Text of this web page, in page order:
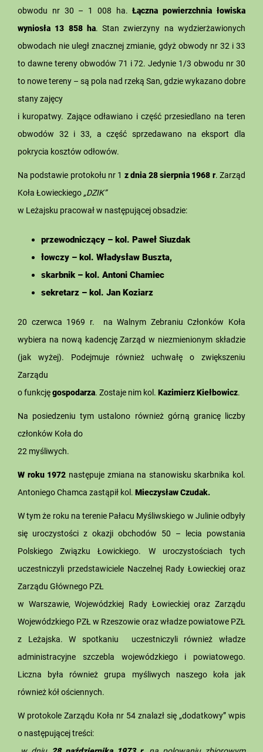
obwodu nr 30 – 1 008 ha.Łączna powierzchnia łowiska
wyniosła 13 858 ha. Stan zwierzyny na wydzierżawionych
obwodach nie uległ znacznej zmianie, gdyż obwody nr 32 i 33
to dawne tereny obwodów 71 i 72. Jedynie 1/3 obwodu nr 30
to nowe tereny – są pola nad rzeką San, gdzie wykazano dobre
stany zajęcy
i kuropatwy. Zające odławiano i część przesiedlano na teren
obwodów 32 i 33, a część sprzedawano na eksport dla
pokrycia kosztów odłowów.
Na podstawie protokołu nr 1 z dnia 28 sierpnia 1968 r. Zarząd
Koła Łowieckiego „DZIK”
w Leżajsku pracował w następującej obsadzie:
przewodniczący – kol. Paweł Siuzdak
łowczy – kol. Władysław Buszta,
skarbnik – kol. Antoni Chamiec
sekretarz – kol. Jan Koziarz
20 czerwca 1969 r. na Walnym Zebraniu Członków Koła
wybiera na nową kadencję Zarząd w niezmienionym składzie
(jak wyżej). Podejmuje również uchwałę o zwiększeniu
Zarządu
o funkcjęgospodarza. Zostaje nim kol. Kazimierz Kiełbowicz.
Na posiedzeniu tym ustalono również górną granicę liczby
członków Koła do
22 myśliwych.
W roku 1972 następuje zmiana na stanowisku skarbnika kol.
Antoniego Chamca zastąpił kol. Mieczysław Czudak.
W tym że roku na terenie Pałacu Myśliwskiego w Julinie odbyły
się uroczystości z okazji obchodów 50 – lecia powstania
Polskiego Związku Łowickiego. W uroczystościach tych
uczestniczyli przedstawiciele Naczelnej Rady Łowieckiej oraz
Zarządu Głównego PZŁ
w Warszawie, Wojewódzkiej Rady Łowieckiej oraz Zarządu
Wojewódzkiego PZŁ w Rzeszowie oraz władze powiatowe PZŁ
z Leżajska. W spotkaniu uczestniczyli również władze
administracyjne szczebla wojewódzkiego i powiatowego.
Liczna była również grupa myśliwych naszego koła jak
również kół ościennych.
W protokole Zarządu Koła nr 54 znalazł się „dodatkowy” wpis
o następującej treści: